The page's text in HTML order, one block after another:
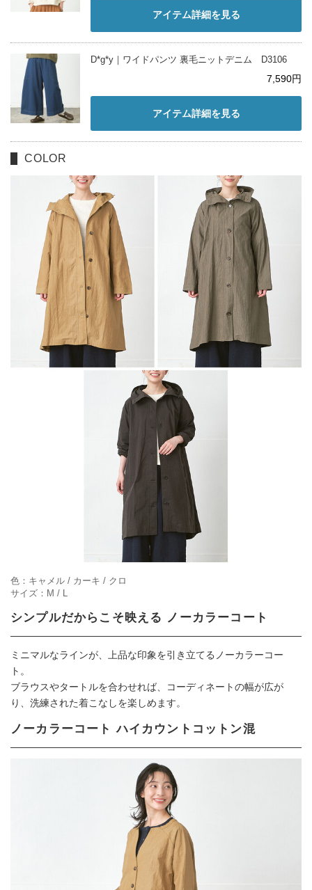
アイテム詳細を見る
D*g*y｜ワイドパンツ 裏毛ニットデニム D3106
7,590円
アイテム詳細を見る
COLOR
色：キャメル / カーキ / クロ
サイズ：M / L
シンプルだからこそ映える ノーカラーコート
ミニマルなラインが、上品な印象を引き立てるノーカラーコー
ト。
ブラウスやタートルを合わせれば、コーディネートの幅が広が
り、洗練された着こなしを楽しめます。
ノーカラーコート ハイカウントコットン混